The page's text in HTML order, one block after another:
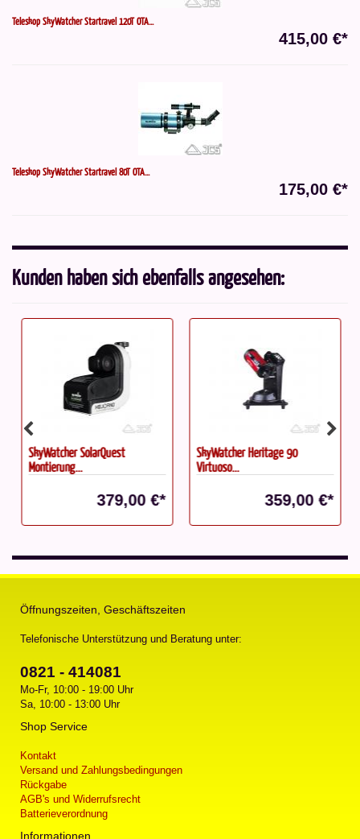
Teleskop SkyWatcher Startravel 120T OTA...
415,00 €*
Teleskop SkyWatcher Startravel 80T OTA...
175,00 €*
Kunden haben sich ebenfalls angesehen:
SkyWatcher SolarQuest
Montierung...
379,00 €*
SkyWatcher Heritage 90
Virtuoso...
359,00 €*
Öffnungszeiten, Geschäftszeiten
Telefonische Unterstützung und Beratung unter:
0821 - 414081
Mo-Fr, 10:00 - 19:00 Uhr
Sa, 10:00 - 13:00 Uhr
Shop Service
Kontakt
Versand und Zahlungsbedingungen
Rückgabe
AGB's und Widerrufsrecht
Batterieverordnung
Informationen